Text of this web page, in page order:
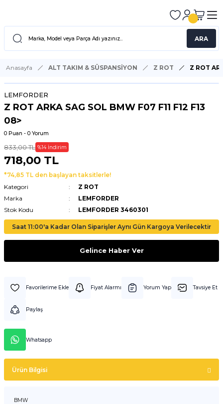
ARA
Anasayfa ALT TAKIM & SÜSPANSİYON Z ROT Z ROT
LEMFORDER
Z ROT ARKA SAG SOL BMW F07 F11 F12 F13
08>
0 Puan - 0 Yorum
833,00 TL %14 İndirim
718,00 TL
*74,85 TL den başlayan taksitlerle!
Kategori
Z ROT
Marka
LEMFORDER
Stok Kodu
LEMFORDER 3460301
Saat 11:00'a Kadar Olan Siparişler Aynı Gün Kargoya Verilecektir
Gelince Haber Ver
Fiyat Alarmı Yorum Yap Tavsiye Et
Paylaş
Whatsapp
Ürün Bilgisi
BMW